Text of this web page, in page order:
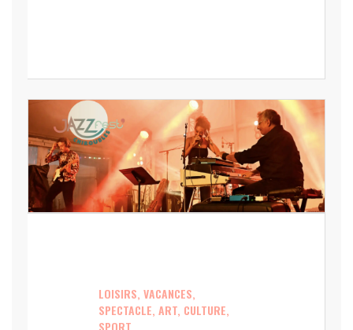
LOISIRS, VACANCES,
SPECTACLE, ART, CULTURE,
SPORT